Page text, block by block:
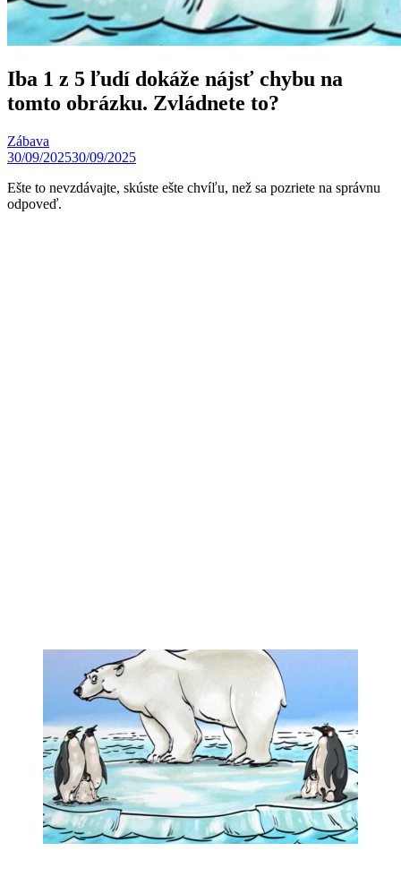
Iba 1 z 5 ľudí dokáže nájsť chybu na
tomto obrázku. Zvládnete to?
Zábava
30/09/202530/09/2025
Ešte to nevzdávajte, skúste ešte chvíľu, než sa pozriete na správnu
odpoveď.